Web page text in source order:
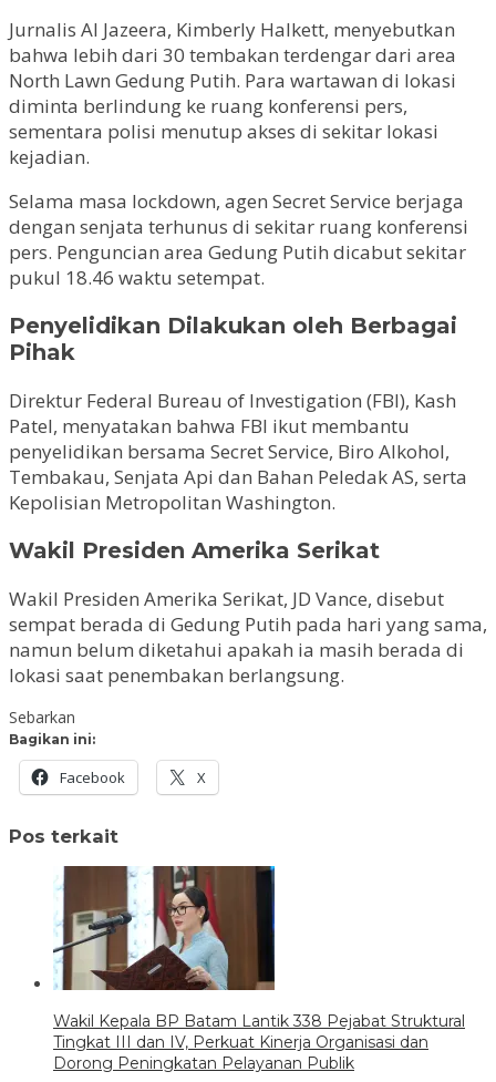
Jurnalis Al Jazeera, Kimberly Halkett, menyebutkan
bahwa lebih dari 30 tembakan terdengar dari area
North Lawn Gedung Putih. Para wartawan di lokasi
diminta berlindung ke ruang konferensi pers,
sementara polisi menutup akses di sekitar lokasi
kejadian.
Selama masa lockdown, agen Secret Service berjaga
dengan senjata terhunus di sekitar ruang konferensi
pers. Penguncian area Gedung Putih dicabut sekitar
pukul 18.46 waktu setempat.
Penyelidikan Dilakukan oleh Berbagai
Pihak
Direktur Federal Bureau of Investigation (FBI), Kash
Patel, menyatakan bahwa FBI ikut membantu
penyelidikan bersama Secret Service, Biro Alkohol,
Tembakau, Senjata Api dan Bahan Peledak AS, serta
Kepolisian Metropolitan Washington.
Wakil Presiden Amerika Serikat
Wakil Presiden Amerika Serikat, JD Vance, disebut
sempat berada di Gedung Putih pada hari yang sama,
namun belum diketahui apakah ia masih berada di
lokasi saat penembakan berlangsung.
Sebarkan
Bagikan ini:
Facebook X
Pos terkait
Wakil Kepala BP Batam Lantik 338 Pejabat Struktural
Tingkat III dan IV, Perkuat Kinerja Organisasi dan
Dorong Peningkatan Pelayanan Publik